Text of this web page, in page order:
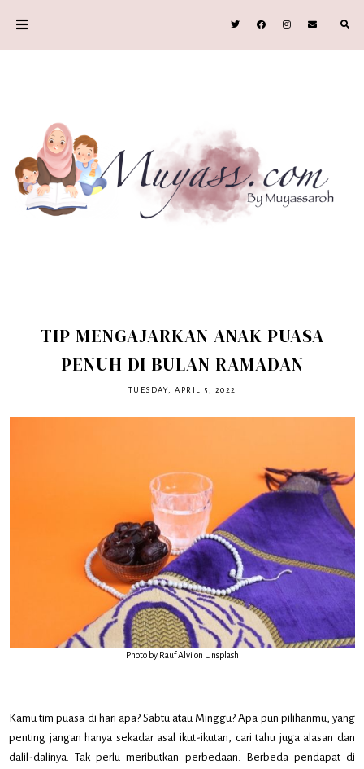
TIP MENGAJARKAN ANAK PUASA
PENUH DI BULAN RAMADAN
TUESDAY, APRIL 5, 2022
Photo by Rauf Alvi on Unsplash
Kamu tim puasa di hari apa? Sabtu atau Minggu? Apa pun pilihanmu, yang
penting jangan hanya sekadar asal ikut-ikutan, cari tahu juga alasan dan
dalil-dalinya. Tak perlu meributkan perbedaan. Berbeda pendapat di